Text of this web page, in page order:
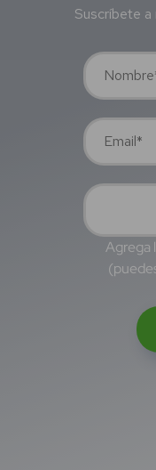
Suscríbete a
Agrega